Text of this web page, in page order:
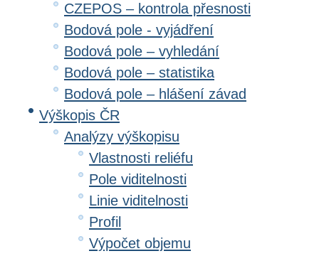
CZEPOS – kontrola přesnosti
Bodová pole - vyjádření
Bodová pole – vyhledání
Bodová pole – statistika
Bodová pole – hlášení závad
Výškopis ČR
Analýzy výškopisu
Vlastnosti reliéfu
Pole viditelnosti
Linie viditelnosti
Profil
Výpočet objemu